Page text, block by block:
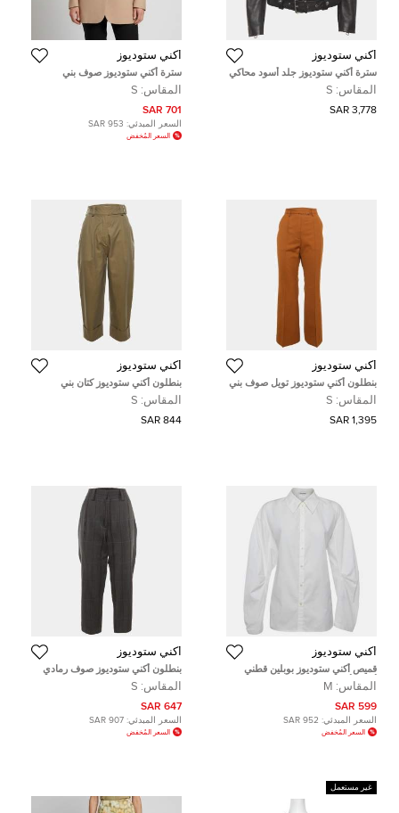
أكني ستوديوز
سترة أكني ستوديوز جلد أسود محاكي
لراكب الدراجة مقاس صغير
المقاس: S
3,778 SAR
أكني ستوديوز
سترة أكني ستوديوز صوف بني
مصممة بقياس صغير
المقاس: S
701 SAR
السعر المبدئي: 953 SAR
السعر المُخفض
أكني ستوديوز
بنطلون أكني ستوديوز تويل صوف بني
متسع صغير
المقاس: S
1,395 SAR
أكني ستوديوز
بنطلون أكني ستوديوز كتان بني
مكفوف صغير
المقاس: S
844 SAR
أكني ستوديوز
قميص أكني ستوديوز بوبلين قطني
أبيض بأزرار وفتحات ميديوم
المقاس: M
599 SAR
السعر المبدئي: 952 SAR
السعر المُخفض
أكني ستوديوز
بنطلون أكني ستوديوز صوف رمادي
مزيّن بقَصة عادية صغير
المقاس: S
647 SAR
السعر المبدئي: 907 SAR
السعر المُخفض
غير مستعمل